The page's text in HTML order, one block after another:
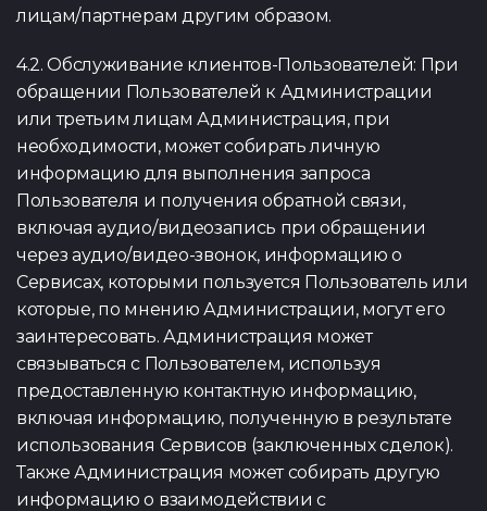
лицам/партнерам другим образом.
4.2. Обслуживание клиентов-Пользователей: При
обращении Пользователей к Администрации
или третьим лицам Администрация, при
необходимости, может собирать личную
информацию для выполнения запроса
Пользователя и получения обратной связи,
включая аудио/видеозапись при обращении
через аудио/видео-звонок, информацию о
Сервисах, которыми пользуется Пользователь или
которые, по мнению Администрации, могут его
заинтересовать. Администрация может
связываться с Пользователем, используя
предоставленную контактную информацию,
включая информацию, полученную в результате
использования Сервисов (заключенных сделок).
Также Администрация может собирать другую
информацию о взаимодействии с